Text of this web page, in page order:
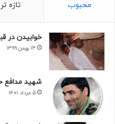
محبوب تازه
خوابیدن در
۱۳ بهمن ۱۳۹۹
شهید مدافع
۵ مرداد ۱۴۰۱